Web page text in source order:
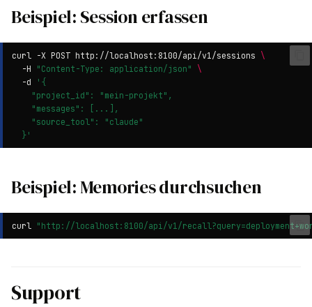
Beispiel: Session erfassen
curl -X POST http://localhost:8100/api/v1/sessions \
-H
"Content-Type: application/json"
\
-d
'{
    "project_id": "mein-projekt",
    "messages": [...],
    "source_tool": "claude"
  }'
Beispiel: Memories durchsuchen
curl "http://localhost:8100/api/v1/
Support